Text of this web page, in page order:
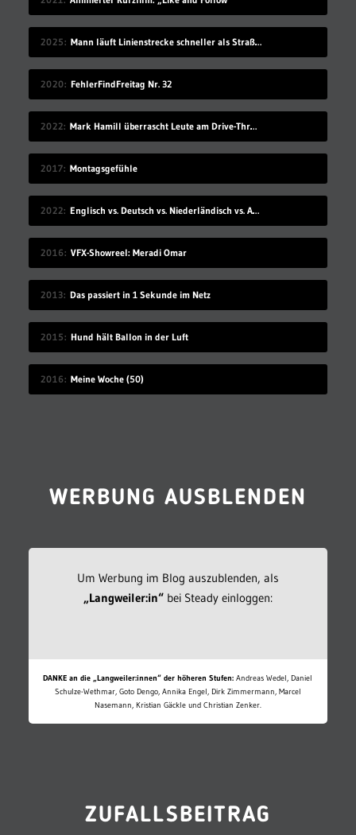
2025 Mann läuft Linienstrecke schneller als Straßenbahn
2020 FehlerFindFreitag Nr. 32
2022 Mark Hamill überrascht Leute am Drive-Thru-Schalter
2017 Montagsgefühle
2022 Englisch vs. Deutsch vs. Niederländisch vs. Afrikaans
2016 VFX-Showreel: Meradi Omar
2013 Das passiert in 1 Sekunde im Netz
2015 Hund hält Ballon in der Luft
2016 Meine Woche (50)
WERBUNG AUSBLENDEN
Um Werbung im Blog auszublenden, als
„Langweiler:in“bei Steady einloggen:
DANKE an die „Langweiler:innen“ der höheren Stufen: Andreas Wedel, Daniel
Schulze-Wethmar, Goto Dengo, Annika Engel, Dirk Zimmermann, Marcel
Nasemann, Kristian Gäckle und Christian Zenker.
ZUFALLSBEITRAG